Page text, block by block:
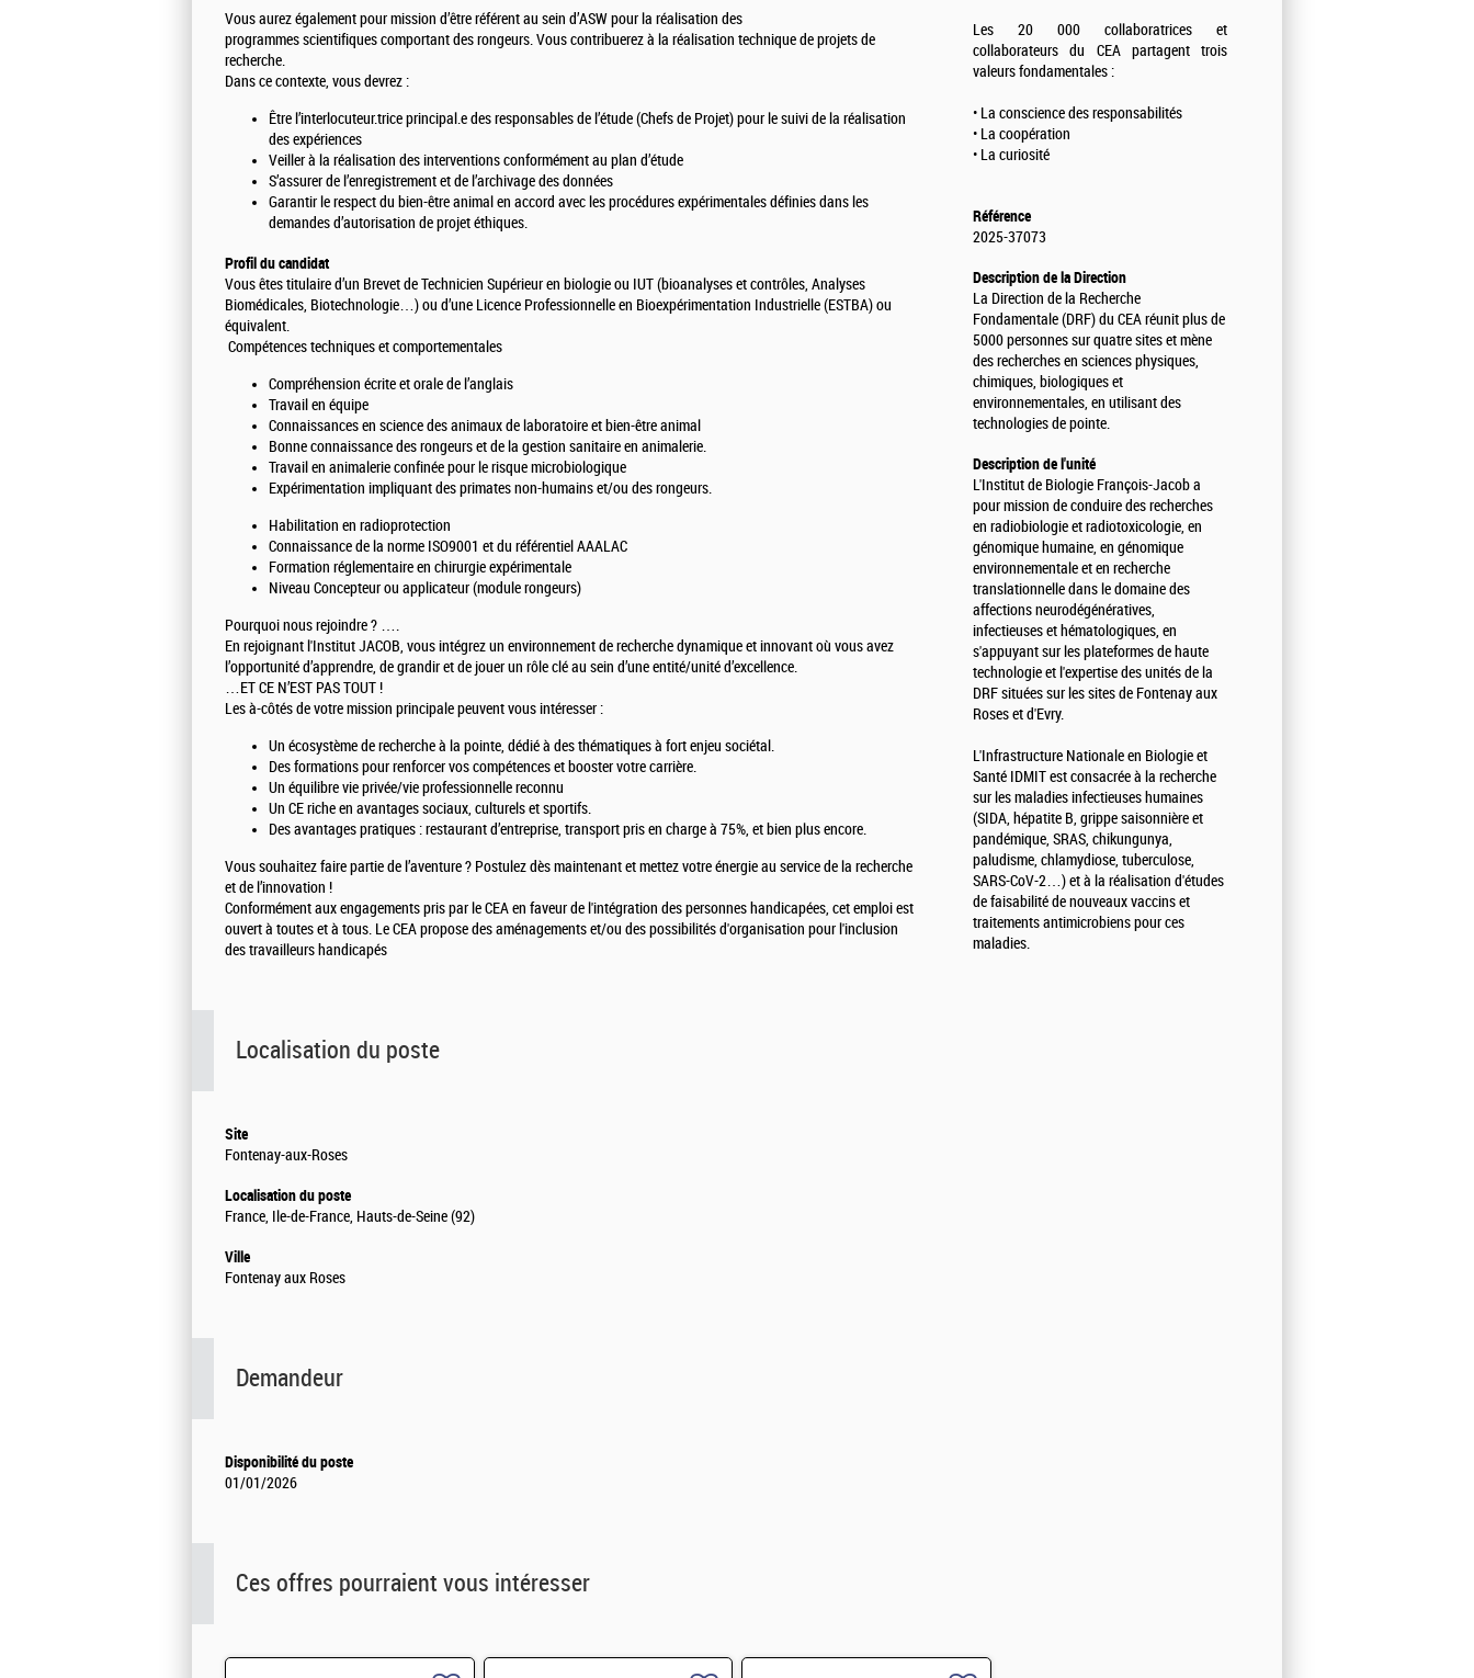
Vous aurez également pour mission d’être référent au sein d’ASW pour la réalisation des
programmes scientifiques comportant des rongeurs. Vous contribuerez à la réalisation technique de projets de
recherche.
Dans ce contexte, vous devrez :
Être l’interlocuteur.trice principal.e des responsables de l’étude (Chefs de Projet) pour le suivi de la réalisation
des expériences
Veiller à la réalisation des interventions conformément au plan d’étude
S’assurer de l’enregistrement et de l’archivage des données
Garantir le respect du bien-être animal en accord avec les procédures expérimentales définies dans les
demandes d’autorisation de projet éthiques.
Profil du candidat
Vous êtes titulaire d’un Brevet de Technicien Supérieur en biologie ou IUT (bioanalyses et contrôles, Analyses
Biomédicales, Biotechnologie…) ou d’une Licence Professionnelle en Bioexpérimentation Industrielle (ESTBA) ou
équivalent.
Compétences techniques et comportementales
Compréhension écrite et orale de l’anglais
Travail en équipe
Connaissances en science des animaux de laboratoire et bien-être animal
Bonne connaissance des rongeurs et de la gestion sanitaire en animalerie.
Travail en animalerie confinée pour le risque microbiologique
Expérimentation impliquant des primates non-humains et/ou des rongeurs.
Habilitation en radioprotection
Connaissance de la norme ISO9001 et du référentiel AAALAC
Formation réglementaire en chirurgie expérimentale
Niveau Concepteur ou applicateur (module rongeurs)
Pourquoi nous rejoindre ? ….
En rejoignant l'Institut JACOB, vous intégrez un environnement de recherche dynamique et innovant où vous avez
l’opportunité d’apprendre, de grandir et de jouer un rôle clé au sein d’une entité/unité d’excellence.
…ET CE N’EST PAS TOUT !
Les à-côtés de votre mission principale peuvent vous intéresser :
Un écosystème de recherche à la pointe, dédié à des thématiques à fort enjeu sociétal.
Des formations pour renforcer vos compétences et booster votre carrière.
Un équilibre vie privée/vie professionnelle reconnu
Un CE riche en avantages sociaux, culturels et sportifs.
Des avantages pratiques : restaurant d’entreprise, transport pris en charge à 75%, et bien plus encore.
Vous souhaitez faire partie de l’aventure ? Postulez dès maintenant et mettez votre énergie au service de la recherche
et de l’innovation !
Conformément aux engagements pris par le CEA en faveur de l'intégration des personnes handicapées, cet emploi est
ouvert à toutes et à tous. Le CEA propose des aménagements et/ou des possibilités d'organisation pour l'inclusion
des travailleurs handicapés
Localisation du poste
Site
Fontenay-aux-Roses
Localisation du poste
France, Ile-de-France, Hauts-de-Seine (92)
Ville
Fontenay aux Roses
Demandeur
Disponibilité du poste
01/01/2026
Les 20 000 collaboratrices et
collaborateurs du CEA partagent trois
valeurs fondamentales :
• La conscience des responsabilités
• La coopération
• La curiosité
Référence
2025-37073
Description de la Direction
La Direction de la Recherche
Fondamentale (DRF) du CEA réunit plus de
5000 personnes sur quatre sites et mène
des recherches en sciences physiques,
chimiques, biologiques et
environnementales, en utilisant des
technologies de pointe.
Description de l'unité
L'Institut de Biologie François-Jacob a
pour mission de conduire des recherches
en radiobiologie et radiotoxicologie, en
génomique humaine, en génomique
environnementale et en recherche
translationnelle dans le domaine des
affections neurodégénératives,
infectieuses et hématologiques, en
s'appuyant sur les plateformes de haute
technologie et l'expertise des unités de la
DRF situées sur les sites de Fontenay aux
Roses et d'Evry.
L'Infrastructure Nationale en Biologie et
Santé IDMIT est consacrée à la recherche
sur les maladies infectieuses humaines
(SIDA, hépatite B, grippe saisonnière et
pandémique, SRAS, chikungunya,
paludisme, chlamydiose, tuberculose,
SARS-CoV-2…) et à la réalisation d'études
de faisabilité de nouveaux vaccins et
traitements antimicrobiens pour ces
maladies.
Ces offres pourraient vous intéresser